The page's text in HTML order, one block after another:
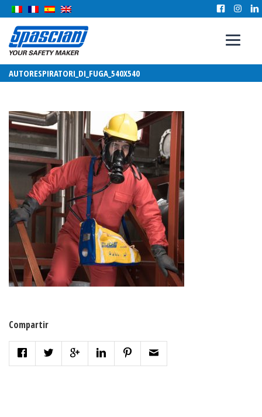
AUTORESPIRATORI_DI_FUGA_540X540
Compartir